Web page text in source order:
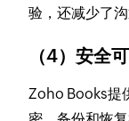
验，还减少了沟
（4）安全
Zoho Books提